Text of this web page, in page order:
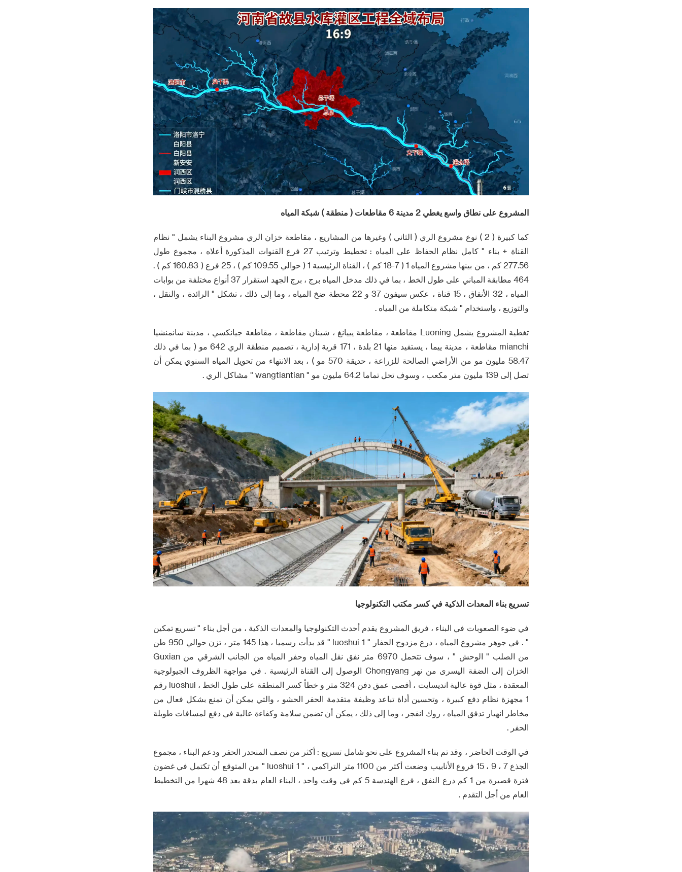
المشروع على نطاق واسع يغطي 2 مدينة 6 مقاطعات ( منطقة ) شبكة المياه
كما كبيرة ( 2 ) نوع مشروع الري ( الثاني ) وغيرها من المشاريع ، مقاطعة خزان الري مشروع البناء يشمل " نظام
القناة + بناء " كامل نظام الحفاظ على المياه : تخطيط وترتيب 27 فرع القنوات المذكورة أعلاه ، مجموع طول
277.56 كم ، من بينها مشروع المياه 1 ( 7-18 كم ) ، القناة الرئيسية 1 ( حوالي 109.55 كم ) ، 25 فرع ( 160.83 كم ) .
464 مطابقة المباني على طول الخط ، بما في ذلك مدخل المياه برج ، برج الجهد استقرار 37 أنواع مختلفة من بوابات
المياه ، 32 الأنفاق ، 15 قناة ، عكس سيفون 37 و 22 محطة ضخ المياه ، وما إلى ذلك ، تشكل " الرائدة ، والنقل ،
والتوزيع ، واستخدام " شبكة متكاملة من المياه .
تغطية المشروع يشمل Luoning مقاطعة ، مقاطعة يييانغ ، شينان مقاطعة ، مقاطعة جيانكسي ، مدينة سانمنشيا
mianchi مقاطعة ، مدينة ييما ، يستفيد منها 21 بلدة ، 171 قرية إدارية ، تصميم منطقة الري 642 مو ( بما في ذلك
58.47 مليون مو من الأراضي الصالحة للزراعة ، حديقة 570 مو ) ، بعد الانتهاء من تحويل المياه السنوي يمكن أن
تصل إلى 139 مليون متر مكعب ، وسوف تحل تماما 64.2 مليون مو " wangtiantian " مشاكل الري .
تسريع بناء المعدات الذكية في كسر مكتب التكنولوجيا
في ضوء الصعوبات في البناء ، فريق المشروع يقدم أحدث التكنولوجيا والمعدات الذكية ، من أجل بناء " تسريع تمكين
" . في جوهر مشروع المياه ، درع مزدوج الحفار " luoshui 1 " قد بدأت رسميا ، هذا 145 متر ، تزن حوالي 950 طن
من الصلب " الوحش " ، سوف تتحمل 6970 متر نفق نقل المياه وحفر المياه من الجانب الشرقي من Guxian
الخزان إلى الضفة اليسرى من نهر Chongyang الوصول إلى القناة الرئيسية . في مواجهة الظروف الجيولوجية
المعقدة ، مثل قوة عالية انديسايت ، أقصى عمق دفن 324 متر و خطأ كسر المنطقة على طول الخط ، luoshui رقم
1 مجهزة نظام دفع كبيرة ، وتحسين أداة تباعد وظيفة متقدمة الحفر الحشو ، والتي يمكن أن تمنع بشكل فعال من
مخاطر انهيار تدفق المياه ، روك انفجر ، وما إلى ذلك ، يمكن أن تضمن سلامة وكفاءة عالية في دفع لمسافات طويلة
الحفر .
في الوقت الحاضر ، وقد تم بناء المشروع على نحو شامل تسريع : أكثر من نصف المنحدر الحفر ودعم البناء ، مجموع
الجذع 7 ، 9 ، 15 فروع الأنابيب وضعت أكثر من 1100 متر التراكمي ، " luoshui 1 " من المتوقع أن تكتمل في غضون
فترة قصيرة من 1 كم درع النفق ، فرع الهندسة 5 كم في وقت واحد ، البناء العام بدقة بعد 48 شهرا من التخطيط
العام من أجل التقدم .